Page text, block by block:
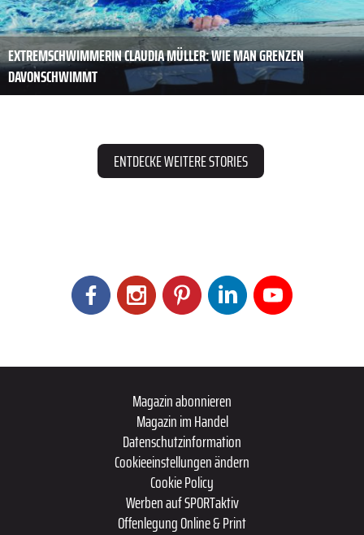
EXTREMSCHWIMMERIN CLAUDIA MÜLLER: WIE MAN GRENZEN
DAVONSCHWIMMT
ENTDECKE WEITERE STORIES
Magazin abonnieren
Magazin im Handel
Datenschutzinformation
Cookieeinstellungen ändern
Cookie Policy
Werben auf SPORTaktiv
Offenlegung Online & Print